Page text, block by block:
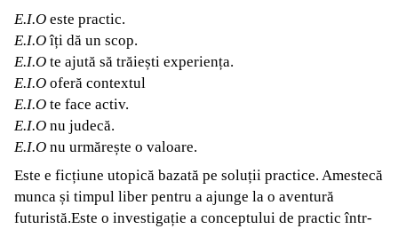
E.I.O este practic.
E.I.Oîți dă un scop.
E.I.O te ajută să trăiești experiența.
E.I.O oferă contextul
E.I.O te face activ.
E.I.O nu judecă.
E.I.O nu urmărește o valoare.
Este e ficțiune utopică bazată pe soluții practice. Amestecă
munca și timpul liber pentru a ajunge la o aventură
futuristă.Este o investigație a conceptului de practic într-